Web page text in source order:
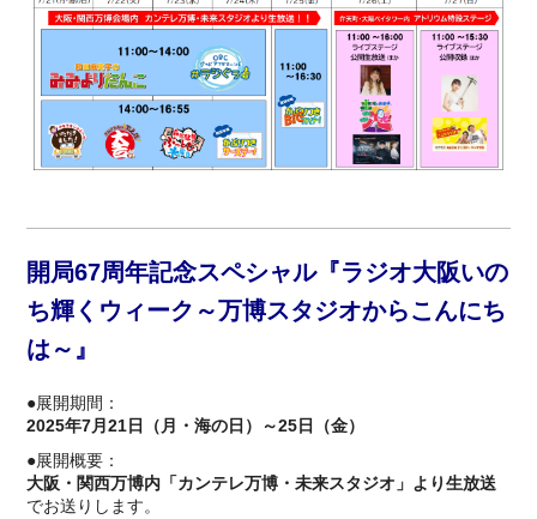
開局67周年記念スペシャル『ラジオ大阪いの
ち輝くウィーク～万博スタジオからこんにち
は～』
●展開期間：
2025年7月21日（月・海の日）～25日（金）
●展開概要：
大阪・関西万博内「カンテレ万博・未来スタジオ」より生放送
でお送りします。